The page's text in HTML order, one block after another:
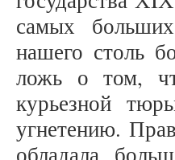
самых
нашего столь
ложь о том,
курьезной
угнетению.